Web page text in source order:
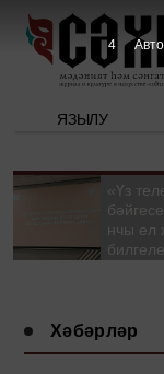
ЯЗЫЛУ
«Үз
нчы ел
билгеле!
Хәбәрләр
3